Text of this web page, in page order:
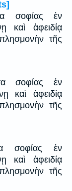
σοφίας ἐν
καὶ ἀφειδίᾳ
τῆς
σοφίας ἐν
καὶ ἀφειδίᾳ
τῆς
σοφίας ἐν
καὶ ἀφειδίᾳ
τῆς